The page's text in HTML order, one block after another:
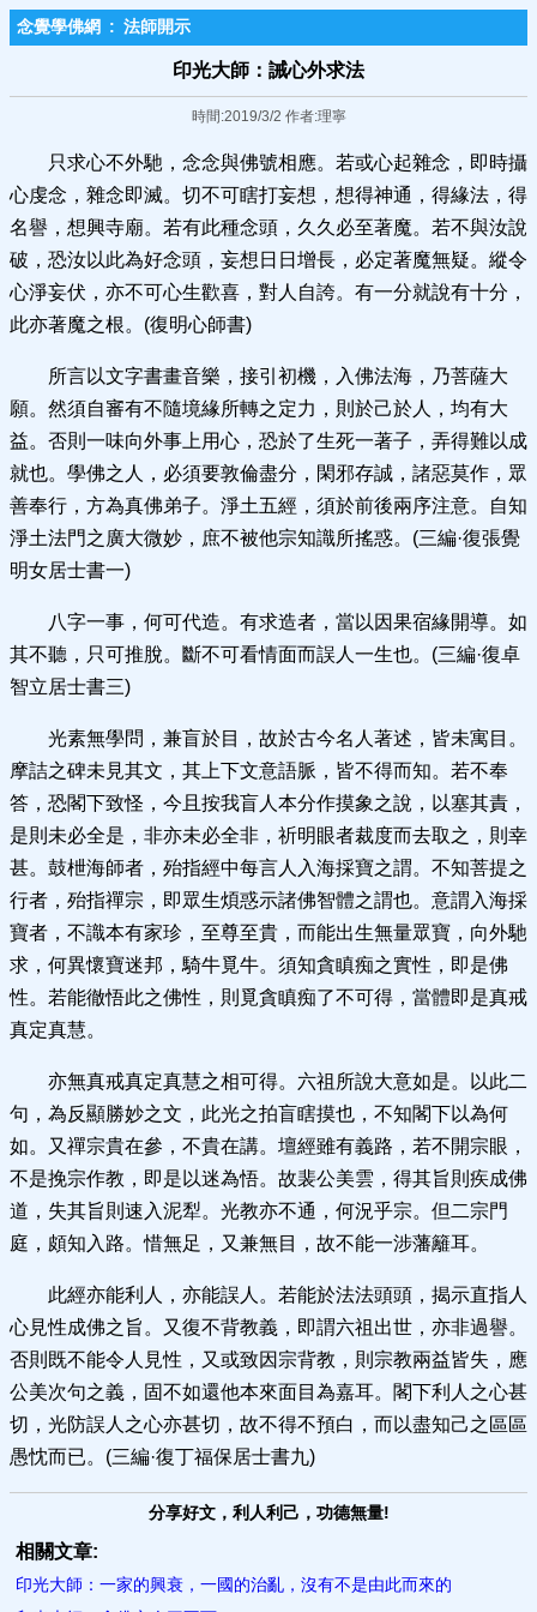
念覺學佛網 : 法師開示
印光大師：誡心外求法
時間:2019/3/2 作者:理寧
只求心不外馳，念念與佛號相應。若或心起雜念，即時攝
心虔念，雜念即滅。切不可瞎打妄想，想得神通，得緣法，得
名譽，想興寺廟。若有此種念頭，久久必至著魔。若不與汝說
破，恐汝以此為好念頭，妄想日日增長，必定著魔無疑。縱令
心淨妄伏，亦不可心生歡喜，對人自誇。有一分就說有十分，
此亦著魔之根。(復明心師書)
所言以文字書畫音樂，接引初機，入佛法海，乃菩薩大
願。然須自審有不隨境緣所轉之定力，則於己於人，均有大
益。否則一味向外事上用心，恐於了生死一著子，弄得難以成
就也。學佛之人，必須要敦倫盡分，閑邪存誠，諸惡莫作，眾
善奉行，方為真佛弟子。淨土五經，須於前後兩序注意。自知
淨土法門之廣大微妙，庶不被他宗知識所搖惑。(三編·復張覺
明女居士書一)
八字一事，何可代造。有求造者，當以因果宿緣開導。如
其不聽，只可推脫。斷不可看情面而誤人一生也。(三編·復卓
智立居士書三)
光素無學問，兼盲於目，故於古今名人著述，皆未寓目。
摩詰之碑未見其文，其上下文意語脈，皆不得而知。若不奉
答，恐閣下致怪，今且按我盲人本分作摸象之說，以塞其責，
是則未必全是，非亦未必全非，祈明眼者裁度而去取之，則幸
甚。鼓枻海師者，殆指經中每言人入海採寶之謂。不知菩提之
行者，殆指禪宗，即眾生煩惑示諸佛智體之謂也。意謂入海採
寶者，不識本有家珍，至尊至貴，而能出生無量眾寶，向外馳
求，何異懷寶迷邦，騎牛覓牛。須知貪瞋痴之實性，即是佛
性。若能徹悟此之佛性，則覓貪瞋痴了不可得，當體即是真戒
真定真慧。
亦無真戒真定真慧之相可得。六祖所說大意如是。以此二
句，為反顯勝妙之文，此光之拍盲瞎摸也，不知閣下以為何
如。又禪宗貴在參，不貴在講。壇經雖有義路，若不開宗眼，
不是挽宗作教，即是以迷為悟。故裴公美雲，得其旨則疾成佛
道，失其旨則速入泥犁。光教亦不通，何況乎宗。但二宗門
庭，頗知入路。惜無足，又兼無目，故不能一涉藩籬耳。
此經亦能利人，亦能誤人。若能於法法頭頭，揭示直指人
心見性成佛之旨。又復不背教義，即謂六祖出世，亦非過譽。
否則既不能令人見性，又或致因宗背教，則宗教兩益皆失，應
公美次句之義，固不如還他本來面目為嘉耳。閣下利人之心甚
切，光防誤人之心亦甚切，故不得不預白，而以盡知己之區區
愚忱而已。(三編·復丁福保居士書九)
分享好文，利人利己，功德無量!
相關文章:
印光大師：一家的興衰，一國的治亂，沒有不是由此而來的